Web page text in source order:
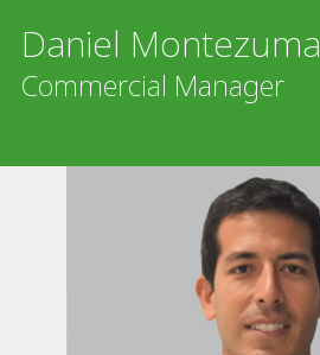
Daniel Montezuma
Commercial Manager